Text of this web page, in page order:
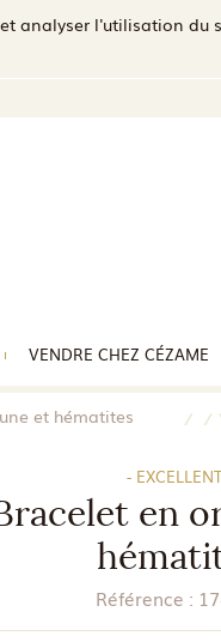
analyser l'utilisation du
VENDRE CHEZ CÉZAME
et hématites
-
en
Référence :